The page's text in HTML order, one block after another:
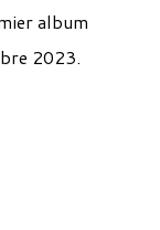
album
2023.